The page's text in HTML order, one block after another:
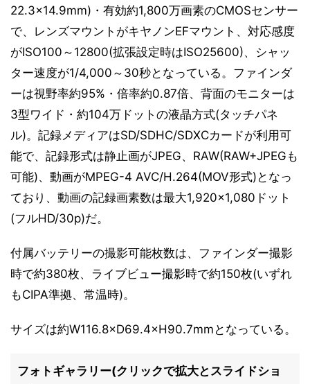
22.3×14.9mm)・有効約1,800万画素のCMOSセンサー
で、レンズマウントがキヤノンEFマウント、対応感度
がISO100～12800(拡張設定時はISO25600)、シャッ
ター速度が1/4,000～30秒となっている。ファインダ
ーは視野率約95%・倍率約0.87倍、背面のモニターは
3型ワイド・約104万ドットの液晶方式(タッチパネ
ル)。記録メディアはSD/SDHC/SDXCカードが利用可
能で、記録形式は静止画がJPEG、RAW(RAW+JPEGも
可能)、動画がMPEG-4 AVC/H.264(MOV形式)となっ
ており、動画の記録画素数は最大1,920×1,080ドット
(フルHD/30p)だ。
付属バッテリーの撮影可能枚数は、ファインダー撮影
時で約380枚、ライブビュー撮影時で約150枚(いずれ
もCIPA準拠、常温時)。
サイズは約W116.8×D69.4×H90.7mmとなっている。
フォトギャラリー(クリックで拡大とスライドショ